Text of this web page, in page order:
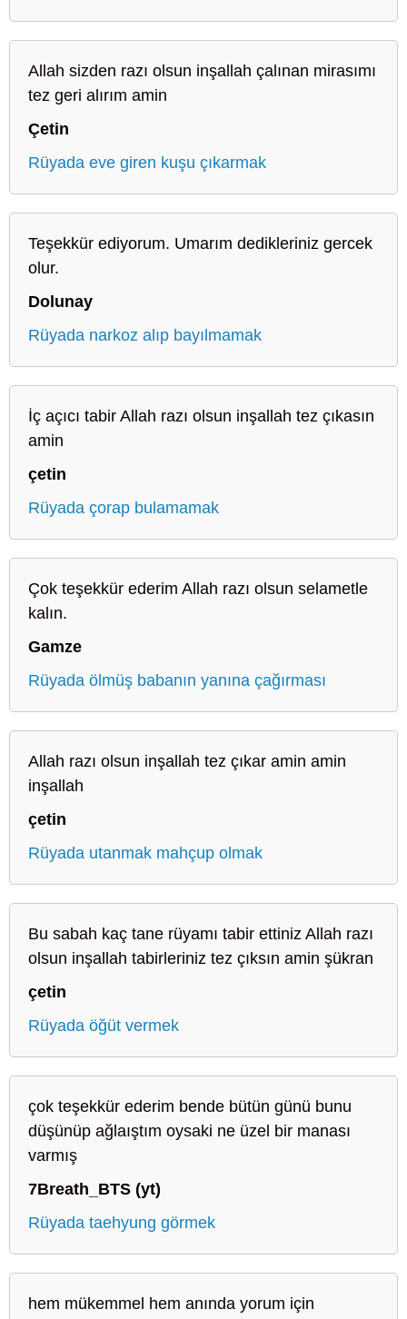
Allah sizden razı olsun inşallah çalınan mirasımı
tez geri alırım amin
Çetin
Rüyada eve giren kuşu çıkarmak
Teşekkür ediyorum. Umarım dedikleriniz gercek
olur.
Dolunay
Rüyada narkoz alıp bayılmamak
İç açıcı tabir Allah razı olsun inşallah tez çıkasın
amin
çetin
Rüyada çorap bulamamak
Çok teşekkür ederim Allah razı olsun selametle
kalın.
Gamze
Rüyada ölmüş babanın yanına çağırması
Allah razı olsun inşallah tez çıkar amin amin
inşallah
çetin
Rüyada utanmak mahçup olmak
Bu sabah kaç tane rüyamı tabir ettiniz Allah razı
olsun inşallah tabirleriniz tez çıksın amin şükran
çetin
Rüyada öğüt vermek
çok teşekkür ederim bende bütün günü bunu
düşünüp ağlaıştım oysaki ne üzel bir manası
varmış
7Breath_BTS (yt)
Rüyada taehyung görmek
hem mükemmel hem anında yorum için